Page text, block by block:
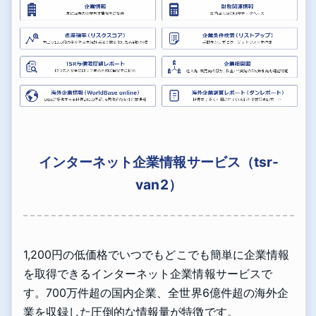
インターネット企業情報サービス（tsr-
van2）
1,200円の低価格でいつでもどこでも簡単に企業情報
を取得できるインターネット企業情報サービスで
す。700万件超の国内企業、全世界6億件超の海外企
業を収録した圧倒的な情報量が特徴です。